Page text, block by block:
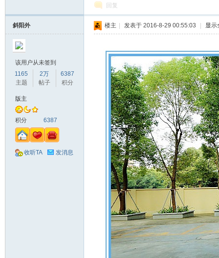
回复
斜阳外
该用户从未签到
1165
主题
2万
帖子
6387
积分
版主
积分 6387
收听TA 发消息
楼主 发表于 2016-8-29 00:55:03 显示